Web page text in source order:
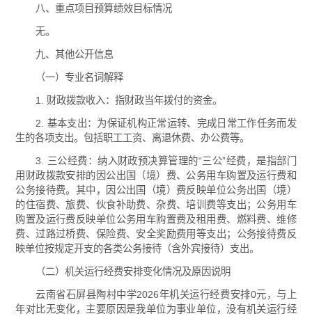
八、重点项目预算绩效目标情况
无。
九、其他公开信息
（一）专业名词解释
1. 财政拨款收入：指财政当年拨付的资金。
2. 基本支出：为保证机构正常运转、完成日常工作任务而发
生的各项支出。包括职工工资、离退休费、办公费等。
3. 三公经费：纳入财政预决算管理的“三公”经费，是指部门
用财政拨款安排的因公出国（境）费、公务用车购置及运行费和
公务接待费。其中，因公出国（境）费反映单位公务出国（境）
的住宿费、旅费、伙食补助费、杂费、培训费等支出；公务用车
购置及运行费反映单位公务用车购置费及租用费、燃料费、维修
费、过路过桥费、保险费、安全奖励费用等支出；公务接待费反
映单位按规定开支的各类公务接待（含外宾接待）支出。
（二）机关运行经费安排变化情况及原因说明
云南省石屏县陶村中学2026年机关运行经费安排0元，与上
年对比无变化，主要原因是我单位为事业单位，没有机关运行经